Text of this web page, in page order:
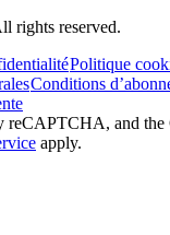
rights reserved.
Politique
Conditions
reCAPTCHA, and the
apply.